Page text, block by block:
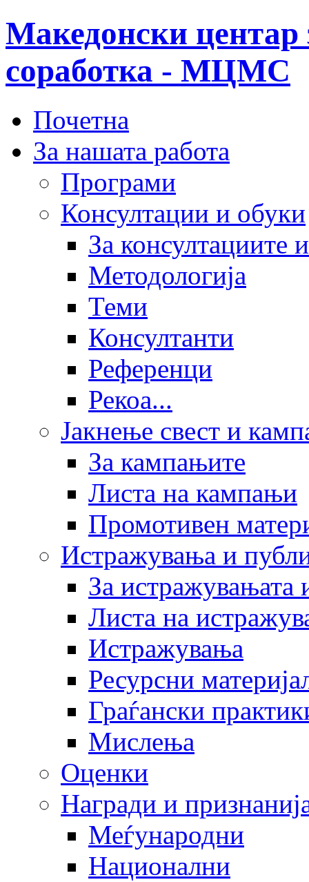
Македонски центар
соработка - МЦМС
Почетна
За нашата работа
Програми
Консултации и обуки
За консултациите
Методологија
Теми
Консултанти
Референци
Рекоа...
Јакнење свест и
За кампањите
Листа на кампањи
Промотивен
Истражувања и
За истражувањата
Листа на
Истражувања
Ресурсни
Граѓански
Мислења
Оценки
Награди и
Меѓународни
Национални